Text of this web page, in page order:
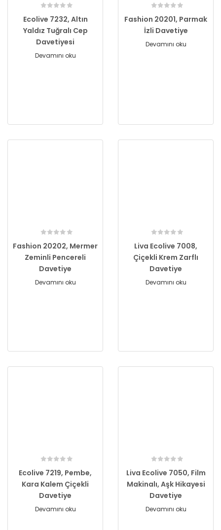
Ecolive 7232, Altın
Yaldız Tuğralı Cep
Davetiyesi
Devamını oku
Fashion 20201, Parmak
İzli Davetiye
Devamını oku
Fashion 20202, Mermer
Zeminli Pencereli
Davetiye
Devamını oku
Liva Ecolive 7008,
Çiçekli Krem Zarflı
Davetiye
Devamını oku
Ecolive 7219, Pembe,
Kara Kalem Çiçekli
Davetiye
Devamını oku
Liva Ecolive 7050, Film
Makinalı, Aşk Hikayesi
Davetiye
Devamını oku